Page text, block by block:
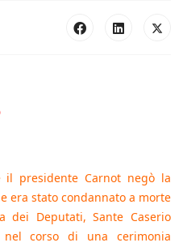
presidente Carnot negò la
era stato condannato a morte
dei Deputati, Sante Caserio
corso di una cerimonia